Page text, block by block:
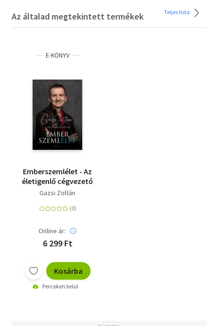
Az általad megtekintett termékek Teljes lista
E-KÖNYV
Emberszemlélet - Az
életigenlő cégvezető
Gazsi Zoltán
Online ár:
6 299 Ft
Kosárba
Perceken belül